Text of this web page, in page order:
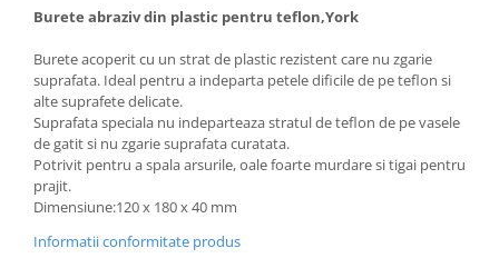
Burete abraziv din plastic pentru teflon,York
Burete acoperit cu un strat de plastic rezistent care nu zgarie
suprafata. Ideal pentru a indeparta petele dificile de pe teflon si
alte suprafete delicate.
Suprafata speciala nu indeparteaza stratul de teflon de pe vasele
de gatit si nu zgarie suprafata curatata.
Potrivit pentru a spala arsurile, oale foarte murdare si tigai pentru
prajit.
Dimensiune:120 x 180 x 40 mm
Informatii conformitate produs